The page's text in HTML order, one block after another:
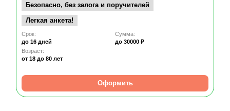
Безопасно, без залога и поручителей
Легкая анкета!
Срок:
до 16 дней
Сумма:
до 30000 ₽
Возраст:
от 18 до 80 лет
Оформить